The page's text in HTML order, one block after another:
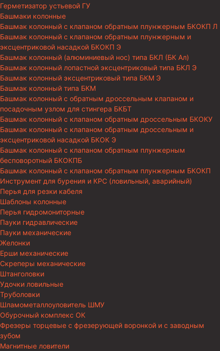
Герметизатор устьевой ГУ
Башмаки колонные
Башмак колонный с клапаном обратным плунжерным БКОКП Л
Башмак колонный с клапаном обратным плунжерным и
эксцентриковой насадкой БКОКП Э
Башмак колонный (алюминиевый нос) типа БКЛ (БК Ал)
Башмак колонный лопастной эксцентриковый типа БКЛ Э
Башмак колонный эксцентриковый типа БКМ Э
Башмак колонный типа БКМ
Башмак колонный с обратным дроссельным клапаном и
посадочным узлом для стингера БКБТ
Башмак колонный с клапаном обратным дроссельным БКОКУ
Башмак колонный с клапаном обратным дроссельным и
эксцентриковой насадкой БКОК Э
Башмак колонный с клапаном обратным плунжерным
бесповоротный БКОКПБ
Башмак колонный с клапаном обратным плунжерным БКОКП
Инструмент для бурения и КРС (ловильный, аварийный)
Перья для резки кабеля
Шаблоны колонные
Перья гидромониторные
Пауки гидравлические
Пауки механические
Желонки
Ерши механические
Скреперы механические
Штанголовки
Удочки ловильные
Труболовки
Шламометаллоуловитель ШМУ
Обурочный комплекс ОК
Фрезеры торцевые с фрезерующей воронкой и с заводным
зубом
Магнитные ловители